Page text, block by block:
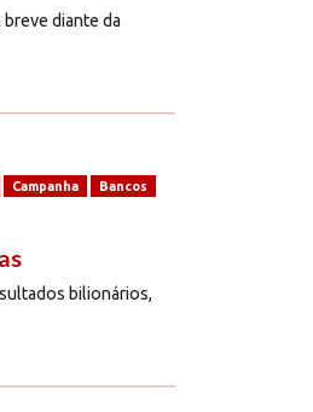
diante da
Campanha Bancos
bilionários,